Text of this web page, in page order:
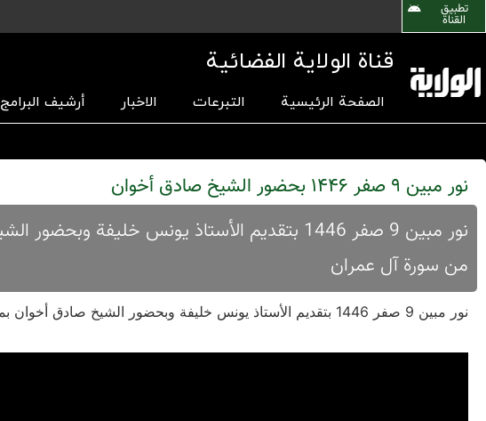
تطبیق
القناة
قناة الولاية الفضائية
الصفحة الرئيسية التبرعات الاخبار أرشیف البرامج
نور مبين 9 صفر 1446 بحضور الشيخ صادق أخوان
من سورة آل عمران
نور مبين 9 صفر 1446 بتقديم الأستاذ يونس خليفة وبحضور الشيخ صادق أخوان بموضوع رسائل ودروس من الآية 144 من سورة آل عمران